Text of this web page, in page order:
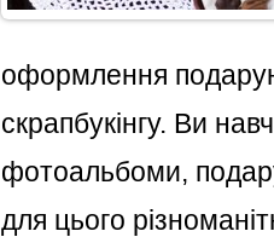
оформлення
скрапбукінгу. Ви
фотоальбоми,
для цього